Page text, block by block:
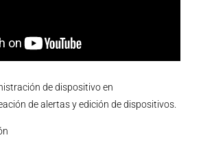
de dispositivo en
de alertas y edición de dispositivos.